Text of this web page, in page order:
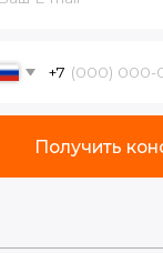
2026, Все права защищены